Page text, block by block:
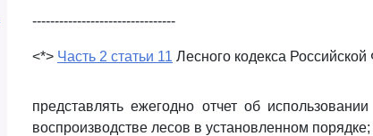
--------------------------------
<*> Часть 2 статьи 11 Лесного кодекса
представлять ежегодно отчет об
воспроизводстве лесов в установленном порядке;